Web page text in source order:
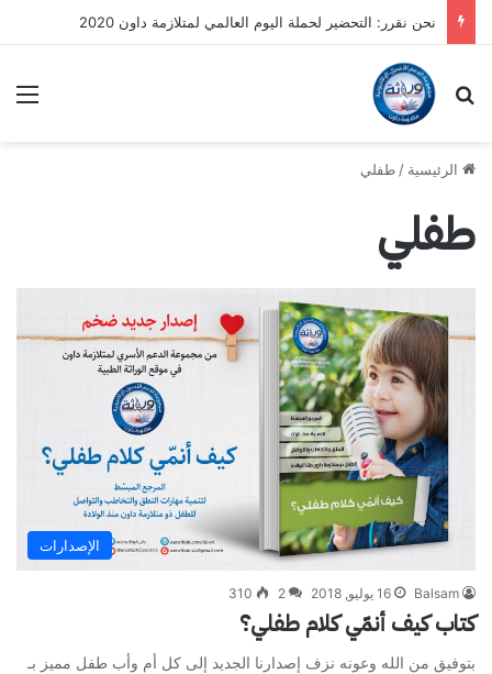
نحن نقرر: التحضير لحملة اليوم العالمي لمتلازمة داون 2020
بحث عن
الرئيسية / طفلي
طفلي
الإصدارات
Balsam 16 يوليو, 2018 2
310
كتاب كيف أنمّي كلام طفلي؟
بتوفيق من الله وعونه نزف إصدارنا الجديد إلى كل أم وأب طفل مميز بـ